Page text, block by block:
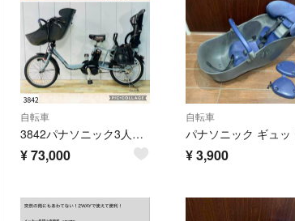
自転車
3842パナソニック3人乗り20インチ子供乗せ電動アシスト自転車
¥73,000
自転車
¥3,900